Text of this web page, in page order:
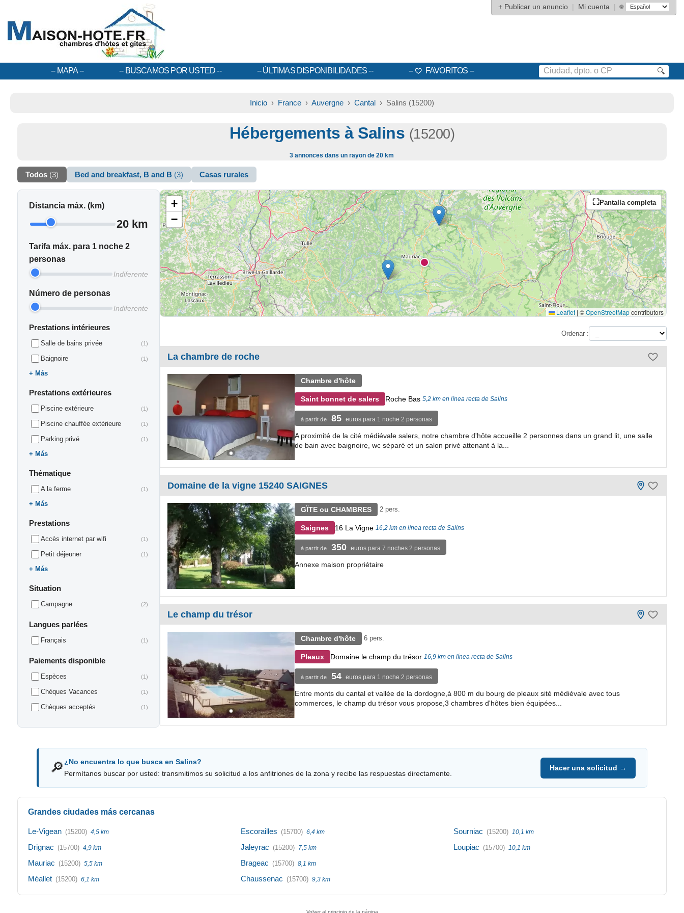
+ Publicar un anuncio | Mi cuenta | 🌐
MAPA BUSCAMOS POR USTED ÚLTIMAS DISPONIBILIDADES FAVORITOS 🔍
Inicio› France› Auvergne› Cantal› Salins (15200)
Hébergements à Salins (15200)
3 annonces dans un rayon de 20 km
Todos (3) Bed and breakfast, B and B (3) Casas rurales
Distancia máx. (km)
20 km
Tarifa máx. para 1 noche 2
personas
Indiferente
Número de personas
Indiferente
Prestations intérieures
Salle de bains privée (1)
Baignoire (1)
Más
Prestations extérieures
Piscine extérieure (1)
Piscine chauffée extérieure (1)
Parking privé (1)
Más
Thématique
A la ferme (1)
Más
Prestations
Accès internet par wifi (1)
Petit déjeuner (1)
Más
Situation
Campagne (2)
Langues parlées
Français (1)
Paiements disponible
Espèces (1)
Chèques Vacances (1)
Chèques acceptés (1)
Pantalla completa
+
−
Leaflet | ©OpenStreetMapcontributors
Ordenar :
La chambre de roche
Chambre d'hôte
Saint bonnet de salers Roche Bas 5,2 km en línea recta de Salins
à partir de 85 euros para 1 noche 2 personas
A proximité de la cité médiévale salers, notre chambre d'hôte accueille 2 personnes dans un grand lit, une salle
de bain avec baignoire, wc séparé et un salon privé attenant à la...
Domaine de la vigne 15240 SAIGNES
GÏTE ou CHAMBRES 2 pers.
Saignes 16 La Vigne 16,2 km en línea recta de Salins
à partir de 350 euros para 7 noches 2 personas
Annexe maison propriétaire
Le champ du trésor
Chambre d'hôte 6 pers.
Pleaux Domaine le champ du trésor 16,9 km en línea recta de Salins
à partir de 54 euros para 1 noche 2 personas
Entre monts du cantal et vallée de la dordogne,à 800 m du bourg de pleaux sité médiévale avec tous
commerces, le champ du trésor vous propose,3 chambres d'hôtes bien équipées...
🔎 ¿No encuentra lo que busca en Salins?
Permítanos buscar por usted: transmitimos su solicitud a los anfitriones de la zona y recibe las respuestas directamente.
Hacer una solicitud →
Grandes ciudades más cercanas
Le-Vigean (15200) 4,5 km
Drignac (15700) 4,9 km
Mauriac (15200) 5,5 km
Méallet (15200) 6,1 km
Escorailles (15700) 6,4 km
Jaleyrac (15200) 7,5 km
Brageac (15700) 8,1 km
Chaussenac (15700) 9,3 km
Sourniac (15200) 10,1 km
Loupiac (15700) 10,1 km
Volver al principio de la página